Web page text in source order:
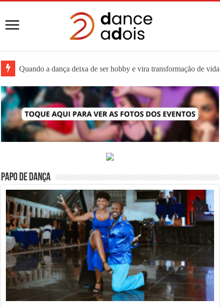
Quando a dança deixa de ser hobby e vira transformação de
PAPO DE DANÇA